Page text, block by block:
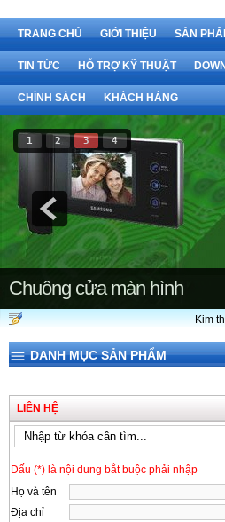
TRANG CHỦ GIỚI THIỆU SẢN
TIN TỨC HỖ TRỢ KỸ THUẬT
CHÍNH SÁCH KHÁCH HÀNG
1 2 3 4
Chuông cửa màn hình
Kim
DANH MỤC SẢN PHẨM
LIÊN HỆ
Dấu (*) là nội dung bắt buộc phải nhập
Họ và tên
Địa chỉ